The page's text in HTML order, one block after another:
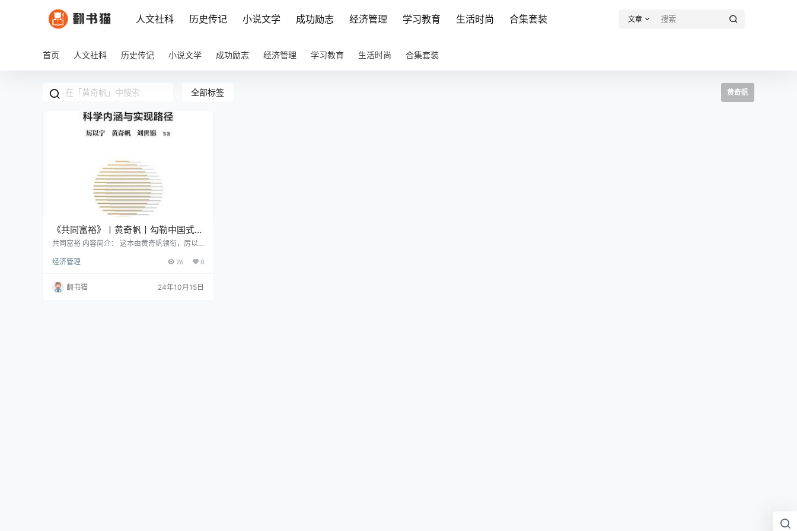
人文社科 历史传记 小说文学 成功励志 经济管理 学习教育 生活时尚 合集套装 文章
首页 人文社科 历史传记 小说文学 成功励志 经济管理 学习教育 生活时尚 合集套装
全部标签 黄奇帆
《共同富裕》丨黄奇帆丨勾勒中国式现
代化新蓝图
共同富裕 内容简介： 这本由黄奇帆领衔，厉以
裕》，是一部深入解读中国未来发展战略的重要
正式进入"扎实推动共同富裕"的新阶段。本书不
仅阐述了共同富裕的科学内涵，还详细探讨了实
经济管理 26 0
翻书猫 24年10月15日